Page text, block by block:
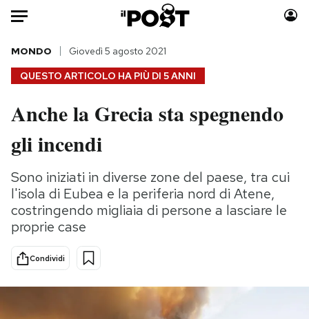
Auto
HOME
Italia
Politica
Tecnologia
Internet
Scienza
Cultura
Economia
Moda
Storie/Idee
Ok Boomer!
Media
QUESTO ARTICOLO HA PIÙ DI 5 ANNI
MONDO Giovedì 5 agosto 2021
Anche la Grecia sta spegnendo
gli incendi
Sono iniziati in diverse zone del paese, tra cui
l'isola di Eubea e la periferia nord di Atene,
costringendo migliaia di persone a lasciare le
proprie case
Condividi